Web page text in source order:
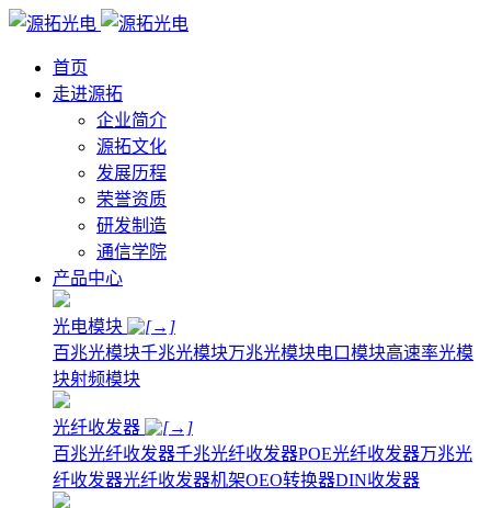
首页
走进源拓
企业简介
源拓文化
发展历程
荣誉资质
研发制造
通信学院
产品中心
光电模块
百兆光模块千兆光模块万兆光模块电口模块高速率光模
块射频模块
光纤收发器
百兆光纤收发器千兆光纤收发器POE光纤收发器万兆光
纤收发器光纤收发器机架OEO转换器DIN收发器